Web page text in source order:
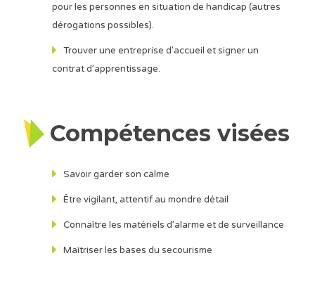
pour les personnes en situation de handicap (autres
dérogations possibles).
Trouver une entreprise d’accueil et signer un
contrat d’apprentissage.
Compétences visées
Savoir garder son calme
Être vigilant, attentif au mondre détail
Connaître les matériels d’alarme et de surveillance
Maîtriser les bases du secourisme